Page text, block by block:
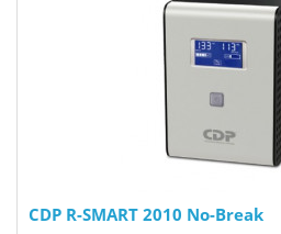
CDP R-SMART 2010 No-Break